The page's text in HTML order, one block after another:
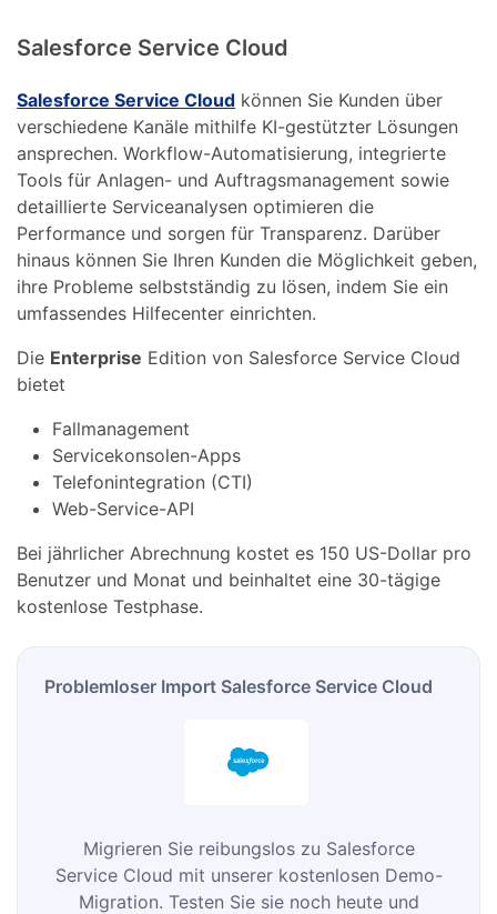
Salesforce Service Cloud
Salesforce Service Cloud können Sie Kunden über
verschiedene Kanäle mithilfe KI-gestützter Lösungen
ansprechen. Workflow-Automatisierung, integrierte
Tools für Anlagen- und Auftragsmanagement sowie
detaillierte Serviceanalysen optimieren die
Performance und sorgen für Transparenz. Darüber
hinaus können Sie Ihren Kunden die Möglichkeit geben,
ihre Probleme selbstständig zu lösen, indem Sie ein
umfassendes Hilfecenter einrichten.
Die Enterprise Edition von Salesforce Service Cloud
bietet
Fallmanagement
Servicekonsolen-Apps
Telefonintegration (CTI)
Web-Service-API
Bei jährlicher Abrechnung kostet es 150 US-Dollar pro
Benutzer und Monat und beinhaltet eine 30-tägige
kostenlose Testphase.
Problemloser Import Salesforce Service Cloud
Migrieren Sie reibungslos zu Salesforce
Service Cloud mit unserer kostenlosen Demo-
Migration. Testen Sie sie noch heute und